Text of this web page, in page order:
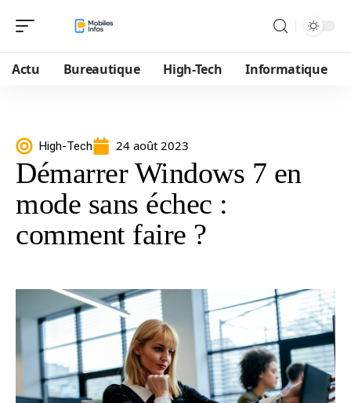
Actu Bureautique High-Tech Informatique
High-Tech 24 août 2023
Démarrer Windows 7 en
mode sans échec :
comment faire ?